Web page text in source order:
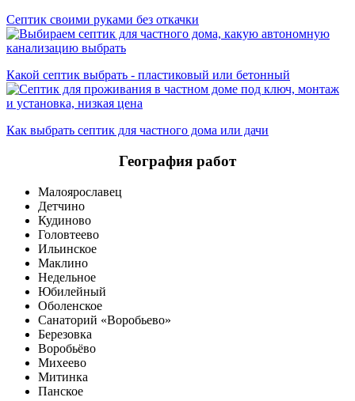
Септик своими руками без откачки
Какой септик выбрать - пластиковый или бетонный
Как выбрать септик для частного дома или дачи
География работ
Малоярославец
Детчино
Кудиново
Головтеево
Ильинское
Маклино
Недельное
Юбилейный
Оболенское
Санаторий «Воробьево»
Березовка
Воробьёво
Михеево
Митинка
Панское